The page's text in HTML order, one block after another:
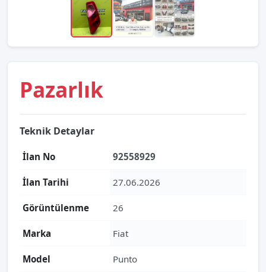
Pazarlık
Teknik Detaylar
İlan No 92558929
İlan Tarihi 27.06.2026
Görüntülenme 26
Marka Fiat
Model Punto